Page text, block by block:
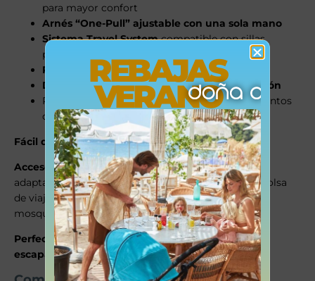
para mayor confort
Arnés “One-Pull” ajustable con una sola mano
Sistema Travel Systemcompatible con sillas
portabebés CYBEX (excepto Cloud G i-Size)
Plegado ultracompacto en segundos
Diseño apto como equipaje de mano en avión
Peso ligero: perfecta para viajes y desplazamientos
diarios
Fácil de limpiar: fundas lavables a máquina (30 °C).
Accesorios disponibles (se venden por separado):
adaptadores, burbuja de lluvia, barra apoyabrazos, bolsa
de viaje, pantalla solar, portavasos, forro de verano,
mosquitera y más.
Perfecta como silla de paseo secundaria o para
escapadas urbanas y vuelos internacionales.
REBAJAS
VERANO